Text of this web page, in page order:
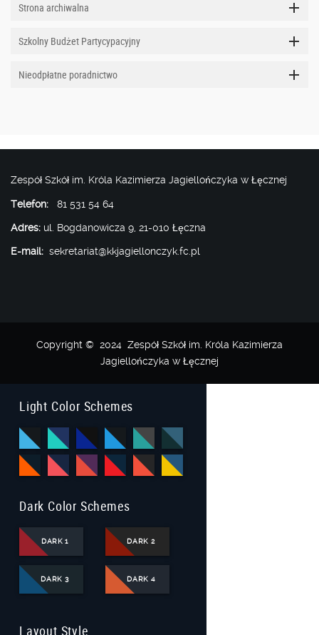
Strona archiwalna
Szkolny Budżet Partycypacyjny
Nieodpłatne poradnictwo
Zespół Szkół im. Króla Kazimierza Jagiellończyka w Łęcznej
Telefon: 81 531 54 64
Adres: ul. Bogdanowicza 9, 21-010 Łęczna
E-mail: sekretariat@kkjagiellonczyk.fc.pl
Copyright © 2024 Zespół Szkół im. Króla Kazimierza
Jagiellończyka w Łęcznej
Light Color Schemes
Dark Color Schemes
DARK 1 DARK 2
DARK 3 DARK 4
Layout Style